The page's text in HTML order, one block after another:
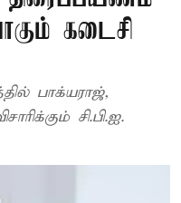
கடைசி
பாக்யராஜ்,
சி.பி.ஐ.